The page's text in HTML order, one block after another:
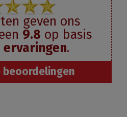
geven ons
9.8 op basis
ervaringen.
beoordelingen